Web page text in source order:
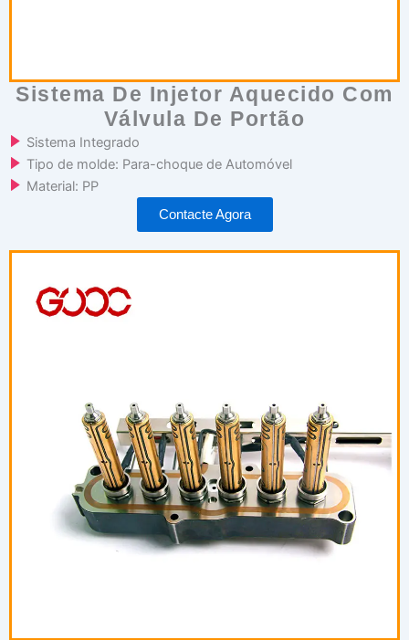
Sistema De Injetor Aquecido Com
Válvula De Portão
Sistema Integrado
Tipo de molde: Para-choque de Automóvel
Material: PP
Contacte Agora